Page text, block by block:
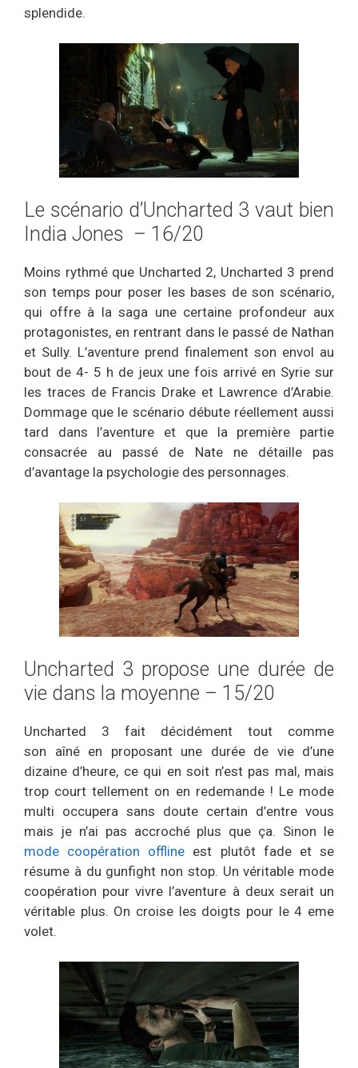
splendide.
Le scénario d’Uncharted 3 vaut bien
India Jones – 16/20
Moins rythmé que Uncharted 2, Uncharted 3 prend
son temps pour poser les bases de son scénario,
qui offre à la saga une certaine profondeur aux
protagonistes, en rentrant dans le passé de Nathan
et Sully. L’aventure prend finalement son envol au
bout de 4- 5 h de jeux une fois arrivé en Syrie sur
les traces de Francis Drake et Lawrence d’Arabie.
Dommage que le scénario débute réellement aussi
tard dans l’aventure et que la première partie
consacrée au passé de Nate ne détaille pas
d’avantage la psychologie des personnages.
Uncharted 3 propose une durée de
vie dans la moyenne – 15/20
Uncharted 3 fait décidément tout comme
son aîné en proposant une durée de vie d’une
dizaine d’heure, ce qui en soit n’est pas mal, mais
trop court tellement on en redemande ! Le mode
multi occupera sans doute certain d’entre vous
mais je n’ai pas accroché plus que ça. Sinon le
mode coopération offline est plutôt fade et se
résume à du gunfight non stop. Un véritable mode
coopération pour vivre l’aventure à deux serait un
véritable plus. On croise les doigts pour le 4 eme
volet.